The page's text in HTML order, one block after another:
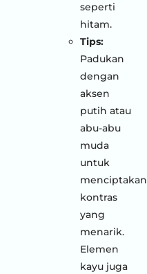
seperti
hitam.
Tips:
Padukan
dengan
aksen
putih atau
abu-abu
muda
untuk
menciptakan
kontras
yang
menarik.
Elemen
kayu juga